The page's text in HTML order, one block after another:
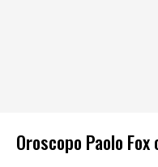
Oroscopo Paolo